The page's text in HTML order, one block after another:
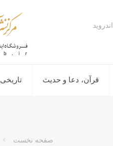
قرآن، دعا و حدیث تاریخی
اندروید
صفحه نخست